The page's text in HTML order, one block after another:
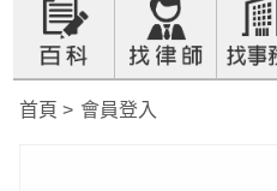
首頁 會員登入